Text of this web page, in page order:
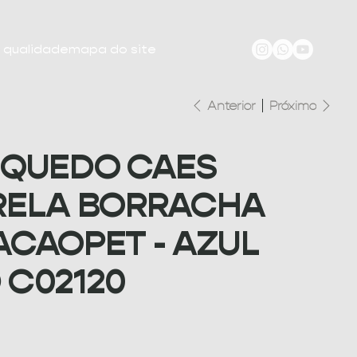
mapa do site
Anterior Próximo
CAES
BORRACHA
- AZUL